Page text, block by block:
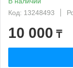
Код: 13248493
10 000 ₸